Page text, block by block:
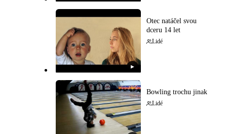
▶
Otec natáčel svou
dceru 14 let
Lidé
Bowling trochu jinak
Lidé